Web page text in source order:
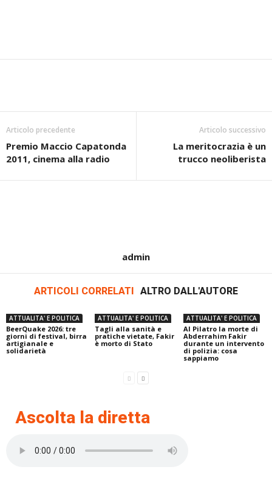
Articolo precedente
Premio Maccio Capatonda
2011, cinema alla radio
Articolo successivo
La meritocrazia è un
trucco neoliberista
admin
ARTICOLI CORRELATI ALTRO DALL'AUTORE
ATTUALITA' E POLITICA
BeerQuake 2026: tre
giorni di festival, birra
artigianale e
solidarietà
ATTUALITA' E POLITICA
Tagli alla sanità e
pratiche vietate, Fakir
è morto di Stato
ATTUALITA' E POLITICA
Al Pilatro la morte di
Abderrahim Fakir
durante un intervento
di polizia: cosa
sappiamo
Ascolta la diretta